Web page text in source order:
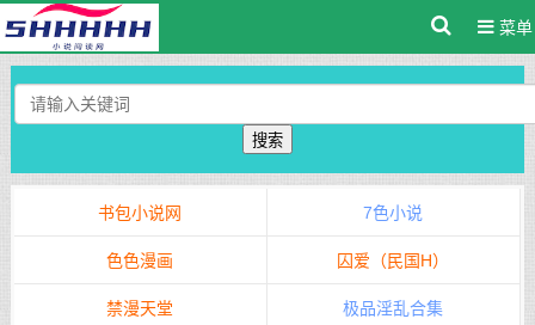
菜单
搜索
书包小说网 7色小说
色色漫画 囚爱（民国H）
禁漫天堂 极品淫乱合集